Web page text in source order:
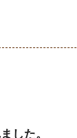
した。